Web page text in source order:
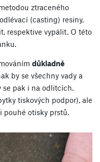
ztraceného
(casting) resiny,
respektive vypálit. O této
důkladně
by se všechny vady a
se pak i na odlitcích.
tiskových podpor), ale
pouhé otisky prstů.